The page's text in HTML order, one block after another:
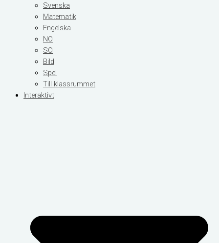
Svenska
Matematik
Engelska
NO
SO
Bild
Spel
Till klassrummet
Interaktivt